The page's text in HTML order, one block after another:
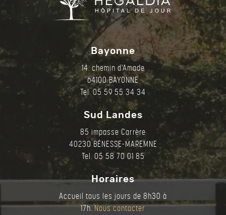
Bayonne
14. chemin d'Amade
64100 BAYONNE
Tel. 05 59 55 34 34
Sud Landes
85 impasse Carrère
40230 BÉNESSE-MAREMNE
Tel. 05 58 70 01 85
Horaires
Accueil tous les jours de 8h30 à
17h. Nous contacter